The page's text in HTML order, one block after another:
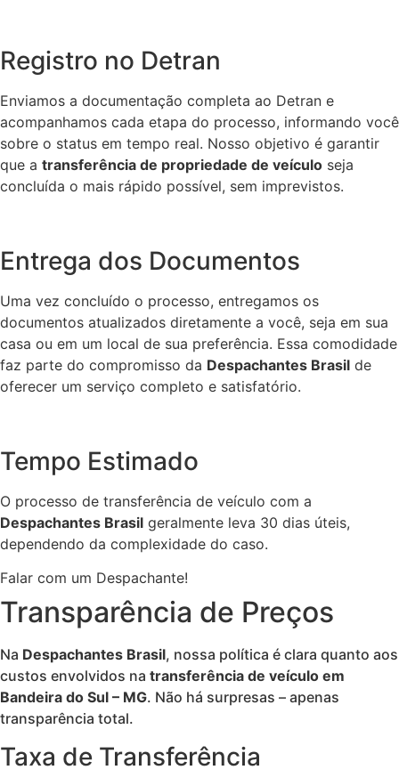
Registro no Detran
Enviamos a documentação completa ao Detran e
acompanhamos cada etapa do processo, informando você
sobre o status em tempo real. Nosso objetivo é garantir
que a transferência de propriedade de veículo seja
concluída o mais rápido possível, sem imprevistos.
Entrega dos Documentos
Uma vez concluído o processo, entregamos os
documentos atualizados diretamente a você, seja em sua
casa ou em um local de sua preferência. Essa comodidade
faz parte do compromisso da Despachantes Brasil de
oferecer um serviço completo e satisfatório.
Tempo Estimado
O processo de transferência de veículo com a
Despachantes Brasil geralmente leva 30 dias úteis,
dependendo da complexidade do caso.
Falar com um Despachante!
Transparência de Preços
Na Despachantes Brasil, nossa política é clara quanto aos
custos envolvidos na transferência de veículo em
Bandeira do Sul – MG. Não há surpresas – apenas
transparência total.
Taxa de Transferência